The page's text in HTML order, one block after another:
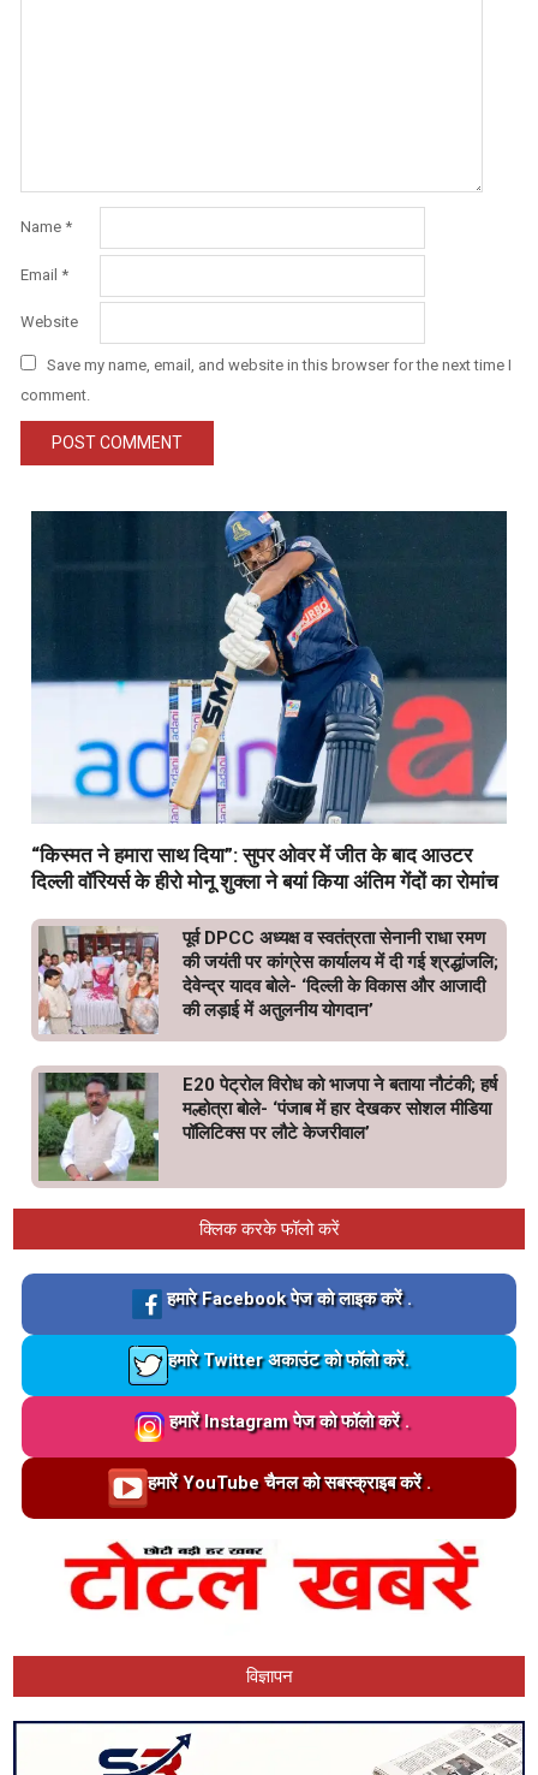
Name *
Email *
Website
Save my name, email, and website in this browser for the next time I
comment.
“किस्मत ने हमारा साथ दिया”: सुपर ओवर में जीत के बाद आउटर
दिल्ली वॉरियर्स के हीरो मोनू शुक्ला ने बयां किया अंतिम गेंदों का रोमांच
पूर्व DPCC अध्यक्ष व स्वतंत्रता सेनानी राधा रमण
की जयंती पर कांग्रेस कार्यालय में दी गई श्रद्धांजलि;
देवेन्द्र यादव बोले- ‘दिल्ली के विकास और आजादी
की लड़ाई में अतुलनीय योगदान’
E20 पेट्रोल विरोध को भाजपा ने बताया नौटंकी; हर्ष
मल्होत्रा बोले- ‘पंजाब में हार देखकर सोशल मीडिया
पॉलिटिक्स पर लौटे केजरीवाल’
क्लिक करके फॉलो करें
Loading…
हमारे Facebook पेज को लाइक करें .
Loading…
हमारे Twitter अकाउंट को फॉलो करें.
Loading…
हमारें Instagram पेज को फॉलो करें .
Loading…
हमारें YouTube चैनल को सबस्क्राइब करें .
विज्ञापन